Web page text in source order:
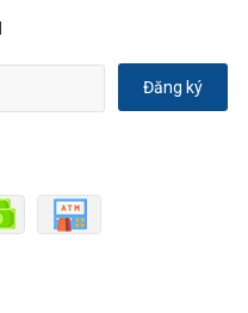
Đăng ký